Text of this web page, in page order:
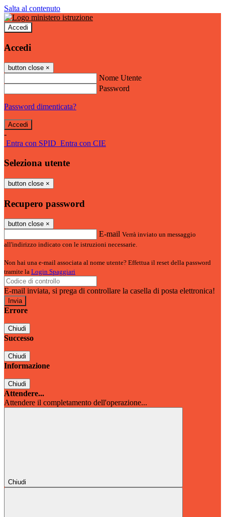
Salta al contenuto
Accedi
Accedi
button close ×
Nome Utente
Password
Password dimenticata?
-
Entra con SPID Entra con CIE
Seleziona utente
button close ×
Recupero password
button close ×
E-mail Verrà inviato un messaggio
all'indirizzo indicato con le istruzioni necessarie.
Non hai una e-mail associata al nome utente? Effettua il reset della password
tramite la Login Spaggiari
E-mail inviata, si prega di controllare la casella di posta elettronica!
Errore
Chiudi
Successo
Chiudi
Informazione
Chiudi
Attendere...
Attendere il completamento dell'operazione...
Chiudi